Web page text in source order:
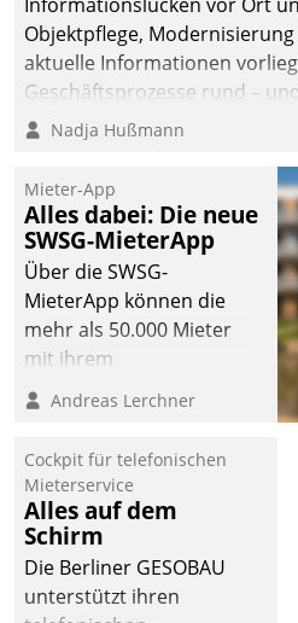
Objektpflege,
aktuelle Informationen
Geschäftsprozesse rund –
Nadja Hußmann
Mieter-App
Alles dabei: Die neue
SWSG-MieterApp
Über die SWSG-
MieterApp können die
mehr als 50.000 Mieter
mit ihrem
Wohnungsunternehmen
kommunizieren, auf dem
einsehen und ändern
oder
Schadensmeldungen
abgeben – rund um die
Uhr.
Andreas Lerchner
Cockpit für telefonischen
Mieterservice
Alles auf dem
Schirm
Die Berliner GESOBAU
unterstützt ihren